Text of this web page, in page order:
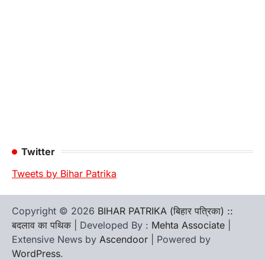
Twitter
Tweets by Bihar Patrika
Copyright © 2026 BIHAR PATRIKA (बिहार पत्रिका) ::
बदलाव का पथिक | Developed By : Mehta Associate
Extensive News by Ascendoor | Powered by
WordPress.